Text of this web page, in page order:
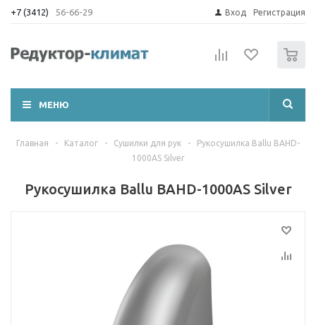
+7 (3412) 56-66-29 Вход Регистрация
МЕНЮ
Главная - Каталог - Сушилки для рук -
Рукосушилка Ballu BAHD-
1000AS Silver
Рукосушилка Ballu BAHD-1000AS Silver